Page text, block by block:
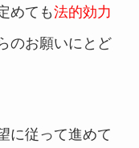
めても法的効力
のお願いにとど
に従って進めて